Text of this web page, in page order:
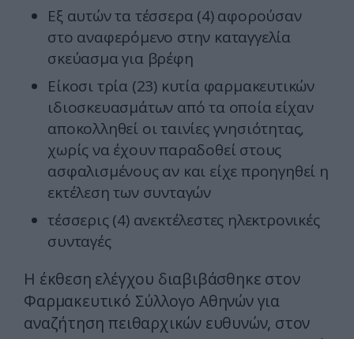
Εξ αυτών τα τέσσερα (4) αφορούσαν
στο αναφερόμενο στην καταγγελία
σκεύασμα για βρέφη
Είκοσι τρία (23) κυτία φαρμακευτικών
ιδιοσκευασμάτων από τα οποία είχαν
αποκολληθεί οι ταινίες γνησιότητας,
χωρίς να έχουν παραδοθεί στους
ασφαλισμένους αν και είχε προηγηθεί η
εκτέλεση των συνταγών
τέσσερις (4) ανεκτέλεστες ηλεκτρονικές
συνταγές
Η έκθεση ελέγχου διαβιβάσθηκε στον
Φαρμακευτικό Σύλλογο Αθηνών για
αναζήτηση πειθαρχικών ευθυνών, στον